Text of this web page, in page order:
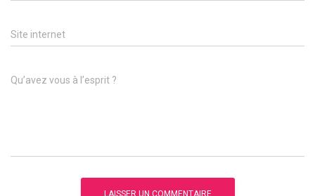
Site internet
Qu’avez vous à l’esprit ?